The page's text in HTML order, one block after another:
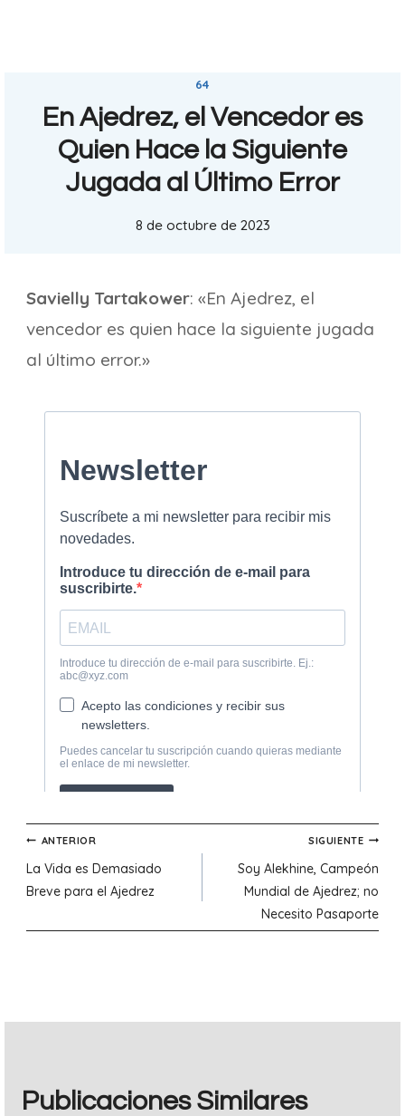
64
En Ajedrez, el Vencedor es
Quien Hace la Siguiente
Jugada al Último Error
8 de octubre de 2023
Savielly Tartakower: «En Ajedrez, el
vencedor es quien hace la siguiente jugada
al último error.»
Navegación
de
ANTERIOR
La Vida es Demasiado
Breve para el Ajedrez
SIGUIENTE
Soy Alekhine, Campeón
Mundial de Ajedrez; no
Necesito Pasaporte
Publicaciones Similares